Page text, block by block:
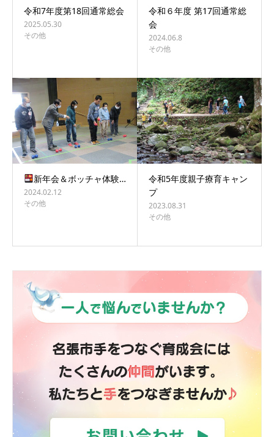
令和7年度第18回通常総会
2025.05.30
その他
令和６年度 第17回通常総
会
2024.06.8
その他
新年会＆ボッチャ体験…
2024.02.12
その他
令和5年度親子療育キャン
プ
2023.08.31
その他